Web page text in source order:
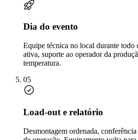
Dia do evento
Equipe técnica no local durante todo
ativa, suporte ao operador da
temperatura.
05
Load-out e relatório
Desmontagem ordenada,